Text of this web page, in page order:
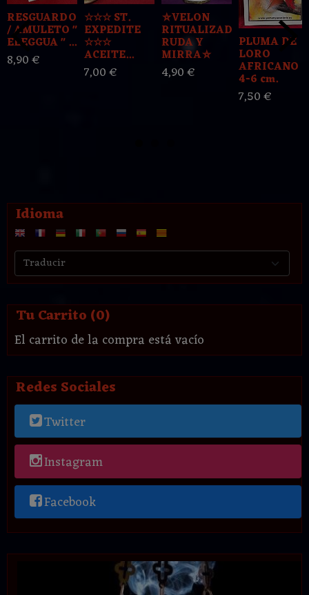
Idioma
Tu Carrito (0)
El carrito de la compra está vacío
Redes Sociales
Twitter
Instagram
Facebook
RESGUARDO
/ AMULETO "
ELEGGUA " ...
8,90 €
☆☆☆ ST.
EXPEDITE
☆☆☆
ACEITE...
7,00 €
⛤VELON
RITUALIZADO
RUDA Y
MIRRA⛤
4,90 €
PLUMA DE
LORO
AFRICANO
4-6 cm.
7,50 €